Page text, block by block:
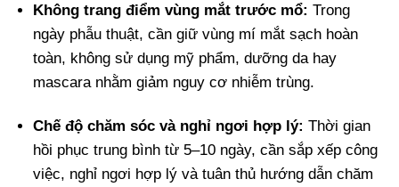
Không trang điểm vùng mắt trước mổ: Trong
ngày phẫu thuật, cần giữ vùng mí mắt sạch hoàn
toàn, không sử dụng mỹ phẩm, dưỡng da hay
mascara nhằm giảm nguy cơ nhiễm trùng.
Chế độ chăm sóc và nghỉ ngơi hợp lý: Thời gian
hồi phục trung bình từ 5–10 ngày, cần sắp xếp công
việc, nghỉ ngơi hợp lý và tuân thủ hướng dẫn chăm